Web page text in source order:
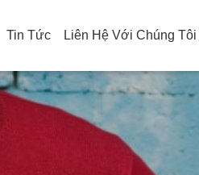
Tin Tức Liên Hệ Với Chúng Tôi